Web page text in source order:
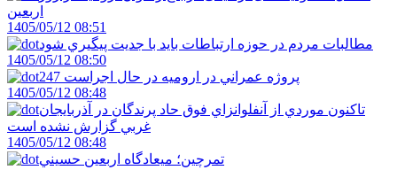
اربعین
1405/05/12 08:51
مطالبات مردم در حوزه ارتباطات بايد با جديت پيگيري شود
1405/05/12 08:50
247 پروژه عمراني در اروميه در حال اجراست
1405/05/12 08:48
تاکنون موردي از آنفلوانزاي فوق حاد پرندگان در آذربايجان
غربي گزارش نشده است
1405/05/12 08:48
تمرچين؛ ميعادگاه اربعين حسيني